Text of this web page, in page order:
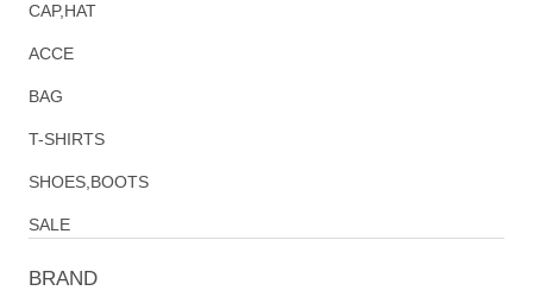
CAP,HAT
ACCE
BAG
T-SHIRTS
SHOES,BOOTS
SALE
BRAND